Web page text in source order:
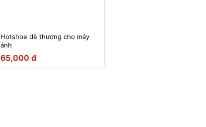
Hotshoe dễ thương cho máy
ảnh
65,000 đ